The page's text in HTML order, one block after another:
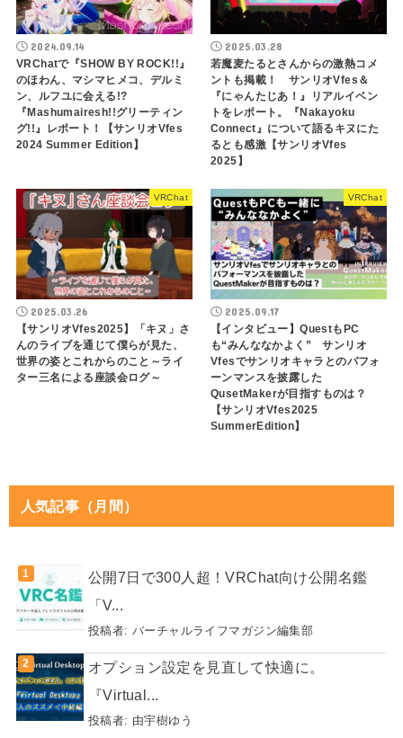
2024.09.14
VRChatで『SHOW BY ROCK!!』
のほわん、マシマヒメコ、デルミ
ン、ルフユに会える!?
『Mashumairesh!!グリーティン
グ!!』レポート！【サンリオVfes
2024 Summer Edition】
2025.03.28
若魔麦たるとさんからの激熱コメ
ントも掲載！ サンリオVfes＆
『にゃんたじあ！』リアルイベン
トをレポート。『Nakayoku
Connect』について語るキヌにた
るとも感激【サンリオVfes
2025】
VRChat
2025.03.26
【サンリオVfes2025】「キヌ」さ
んのライブを通じて僕らが見た、
世界の姿とこれからのこと～ライ
ター三名による座談会ログ～
VRChat
2025.09.17
【インタビュー】QuestもPC
も“みんななかよく” サンリオ
Vfesでサンリオキャラとのパフォ
ーンマンスを披露した
QusetMakerが目指すものは？
【サンリオVfes2025
SummerEdition】
人気記事（月間）
公開7日で300人超！VRChat向け公開名鑑
「V...
投稿者: バーチャルライフマガジン編集部
オプション設定を見直して快適に。
『Virtual...
投稿者: 由宇樹ゆう